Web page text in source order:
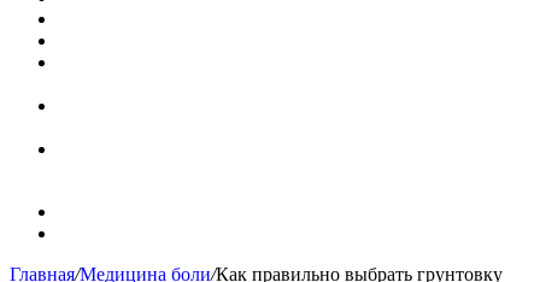
Главная/Медицина боли/Как правильно выбрать грунтовку